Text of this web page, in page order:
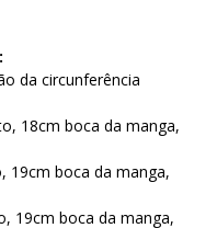
da circunferência
18cm boca da manga,
19cm boca da manga,
19cm boca da manga,